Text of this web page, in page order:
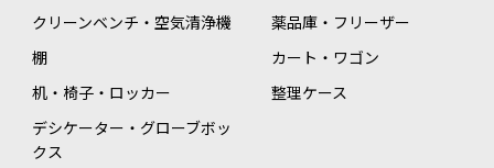
クリーンベンチ・空気清浄機
薬品庫・フリーザー
棚
カート・ワゴン
机・椅子・ロッカー
整理ケース
デシケーター・グローブボッ
クス